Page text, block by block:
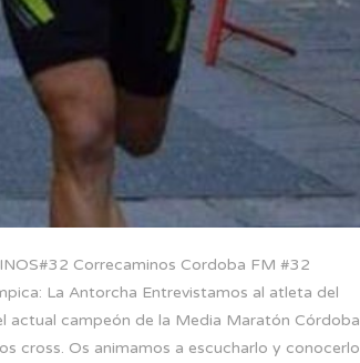
Correcaminos Cordoba FM #32
La Antorcha Entrevistamos al atleta del
actual campeón de la Media Maratón Córdoba
cross. Os animamos a escucharlo y conocerlo